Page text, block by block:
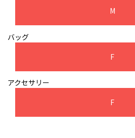
M
バッグ
F
アクセサリー
F